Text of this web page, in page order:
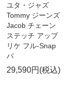
ユタ・ジャズ
Tommy ジーンズ
Jacob チェーン
ステッチ アップ
リケ フル-Snap
バ
29,590円(税込)